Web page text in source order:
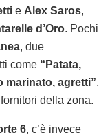
e Alex Saros,
d’Oro. Pochi
, due
come “Patata,
marinato, agretti”,
della zona.
6, c’è invece